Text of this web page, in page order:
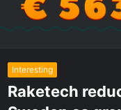
Interesting
Raketech